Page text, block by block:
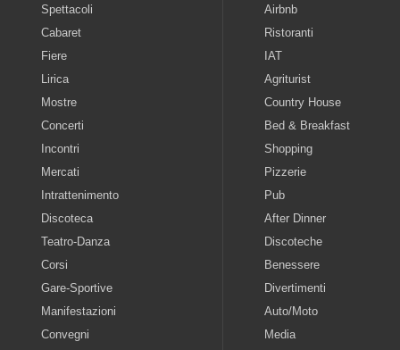
Spettacoli
Cabaret
Fiere
Lirica
Mostre
Concerti
Incontri
Mercati
Intrattenimento
Discoteca
Teatro-Danza
Corsi
Gare-Sportive
Manifestazioni
Convegni
Airbnb
Ristoranti
IAT
Agriturist
Country House
Bed & Breakfast
Shopping
Pizzerie
Pub
After Dinner
Discoteche
Benessere
Divertimenti
Auto/Moto
Media